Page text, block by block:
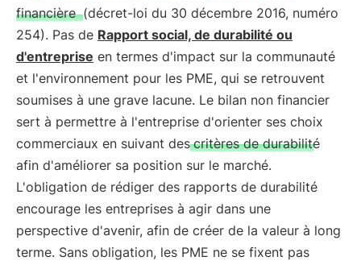
financière (décret-loi du 30 décembre 2016, numéro
254). Pas de Rapport social, de durabilité ou
d'entreprise en termes d'impact sur la communauté
et l'environnement pour les PME, qui se retrouvent
soumises à une grave lacune. Le bilan non financier
sert à permettre à l'entreprise d'orienter ses choix
commerciaux en suivant des critères de durabilité
afin d'améliorer sa position sur le marché.
L'obligation de rédiger des rapports de durabilité
encourage les entreprises à agir dans une
perspective d'avenir, afin de créer de la valeur à long
terme. Sans obligation, les PME ne se fixent pas